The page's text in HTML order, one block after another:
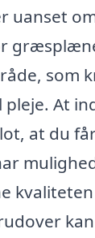
uanset
som
pleje. At
at du